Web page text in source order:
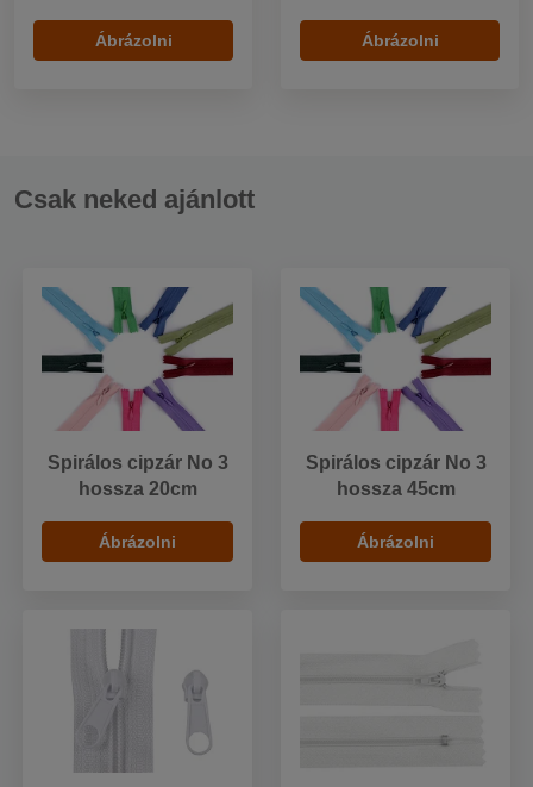
Ábrázolni Ábrázolni
Csak neked ajánlott
Spirálos cipzár No 3
hossza 20cm
Ábrázolni
Spirálos cipzár No 3
hossza 45cm
Ábrázolni